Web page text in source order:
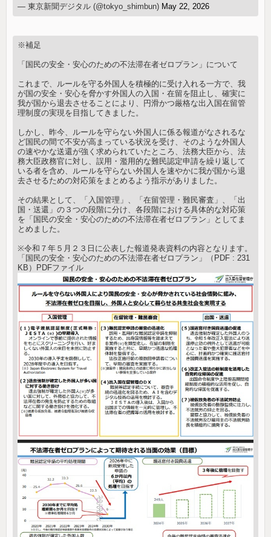
— 東京新聞デジタル (@tokyo_shimbun) May 22, 2026
※補足
「国民の安全・安心のための不法滞在者ゼロプラン」について
これまで、ルールを守る外国人を積極的に受け入れる一方で、我
が国の安全・安心を脅かす外国人の入国・在留を阻止し、確実に
我が国から退去させることにより、円滑かつ厳格な出入国在留管
理制度の実現を目指してきました。
しかし、昨今、ルールを守らない外国人に係る報道がなされるな
ど国民の間で不安が高まっている状況を受け、そのような外国人
の速やかな送還が強く求められていたところ、法務大臣から、法
務大臣政務官に対し、誤用・濫用的な難民認定申請を繰り返して
いる者を含め、ルールを守らない外国人を速やかに我が国から退
去させるための対応策をまとめるよう指示がありました。
その結果として、「入国管理」、「在留管理・難民審査」、「出
国・送還」の３つの段階に分け、各段階における具体的な対応策
を「国民の安全・安心のための不法滞在者ゼロプラン」としてま
とめました。
※令和７年５月２３日に公表した報道発表資料の内容となります。
「国民の安全・安心のための不法滞在者ゼロプラン」（PDF : 231
KB）PDFファイル